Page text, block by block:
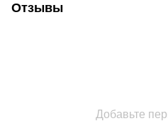
Отзывы
Добавьте